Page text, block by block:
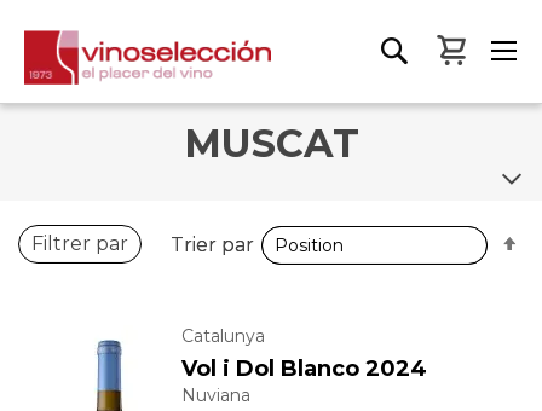
Mon
MUSCAT
Catalunya
Vol i Dol Blanco 2024
Nuviana
Filtrer par Trier par
Trier par